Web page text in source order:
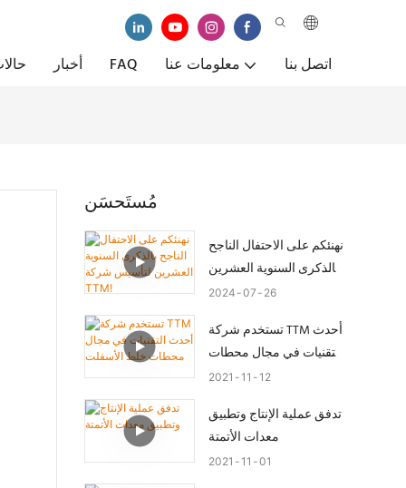
أخبار FAQ معلومات عنا اتصل بنا
مُستَحسَن
نهنئكم على الاحتفال الناجح
بالذكرى السنوية العشرين
2024 07 26
تستخدم شركة TTM أحدث
التقنيات في مجال محطات
خلط الأسفلت
2021 11 12
تدفق عملية الإنتاج وتطبيق
معدات الأتمتة
2021 11 01